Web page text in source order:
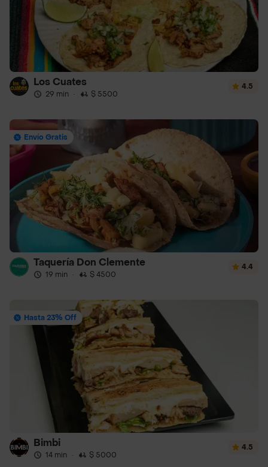
Los Cuates
29 min · $ 5500
4.5
Envío Gratis
Taquería Don Clemente
19 min · $ 4500
4.4
Hasta 23% Off
Bimbi
14 min · $ 5000
4.5